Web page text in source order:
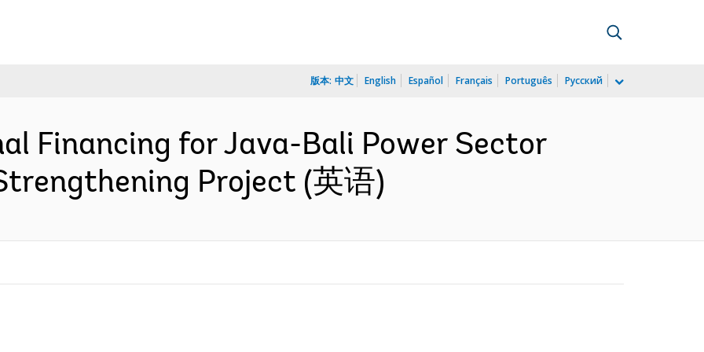
版本: 中文 English Español Français Português Русский
Financing for Java-Bali Power Sector
Project (英语)